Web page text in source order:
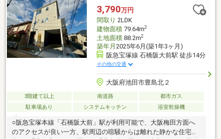
の特徴について・駐車場も完備しておりますのでご利用くださ
い。・キッズスペースもございますので、小さなお子様がいらっ
しゃるご家庭もお気軽にご来場ください！
3,790万円
間取り 2LDK
建物面積79.64m2
土地面積88.2m2
築年月 2025年6月(築1年3ヶ月)
阪急宝塚線 石橋阪大前駅 徒歩14分
その他の交通
大阪府池田市豊島北２
3階建て以上 南道路
都市ガス
駐車場あり
システムキッチン 浴室乾燥機
○阪急宝塚本線「石橋阪大前」駅が利用可能で、大阪梅田方面へ
のアクセスが良い一方、駅周辺の喧騒からは離れた静かな住宅